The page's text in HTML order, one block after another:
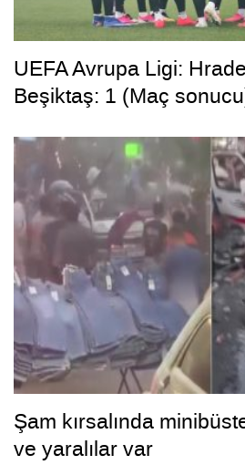
UEFA Avrupa Ligi:
Beşiktaş: 1 (Maç
Şam kırsalında
ve yaralılar var